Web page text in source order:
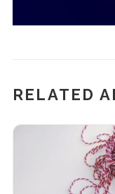
RELATED